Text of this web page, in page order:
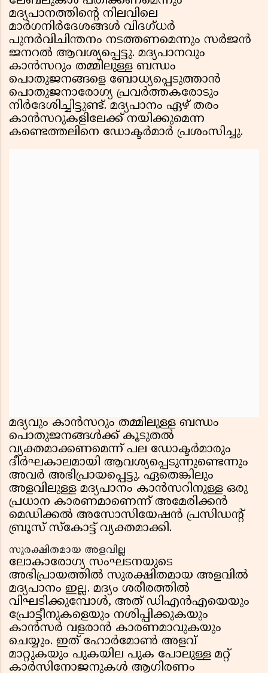
മദ്യപാനത്തിന്റെ നിലവിലെ
മാര്‍ഗനിര്‍ദേശങ്ങള്‍ വിദഗ്ധര്‍
പുനര്‍വിചിന്തനം നടത്തണമെന്നും സര്‍ജന്‍
ജനറല്‍ ആവശ്യപ്പെട്ടു. മദ്യപാനവും
കാന്‍സറും തമ്മിലുള്ള ബന്ധം
പൊതുജനങ്ങളെ ബോധ്യപ്പെടുത്താന്‍
പൊതുജനാരോഗ്യ പ്രവര്‍ത്തകരോടും
നിര്‍ദേശിച്ചിട്ടുണ്ട്. മദ്യപാനം ഏഴ് തരം
കാന്‍സറുകളിലേക്ക് നയിക്കുമെന്ന
കണ്ടെത്തലിനെ ഡോക്ടര്‍മാര്‍ പ്രശംസിച്ചു.
മദ്യവും കാന്‍സറും തമ്മിലുള്ള ബന്ധം
പൊതുജനങ്ങള്‍ക്ക് കൂടുതല്‍
വ്യക്തമാക്കണമെന്ന് പല ഡോക്ടര്‍മാരും
ദീര്‍ഘകാലമായി ആവശ്യപ്പെടുന്നുണ്ടെന്നും
അവര്‍ അഭിപ്രായപ്പെട്ടു. ഏതെങ്കിലും
അളവിലുള്ള മദ്യപാനം കാന്‍സറിനുള്ള ഒരു
പ്രധാന കാരണമാണെന്ന് അമേരിക്കന്‍
മെഡിക്കല്‍ അസോസിയേഷന്‍ പ്രസിഡന്റ്
ബ്രൂസ് സ്‌കോട്ട് വ്യക്തമാക്കി.
സുരക്ഷിതമായ അളവില്ല
ലോകാരോഗ്യ സംഘടനയുടെ
അഭിപ്രായത്തില്‍ സുരക്ഷിതമായ അളവില്‍
മദ്യപാനം ഇല്ല. മദ്യം ശരീരത്തില്‍
വിഘടിക്കുമ്പോള്‍, അത് ഡിഎന്‍എയെയും
പ്രോട്ടീനുകളെയും നശിപ്പിക്കുകയും
കാന്‍സര്‍ വളരാന്‍ കാരണമാവുകയും
ചെയ്യും. ഇത് ഹോര്‍മോണ്‍ അളവ്
മാറ്റുകയും പുകയില പുക പോലുള്ള മറ്റ്
കാര്‍സിനോജനുകള്‍ ആഗിരണം